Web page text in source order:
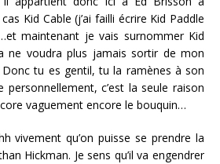
Kid Cable (j’ai failli écrire Kid Paddle
maintenant je vais surnommer Kid
ne voudra plus jamais sortir de mon
Donc tu es gentil, tu la ramènes à son
c’est la seule raison
vaguement encore le bouquin…
vivement qu’on puisse se prendre la
Hickman. Je sens qu’il va engendrer